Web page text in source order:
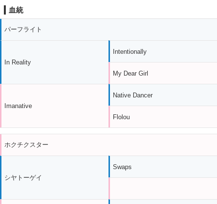
血統
パーフライト
In Reality
Imanative
Intentionally
My Dear Girl
Native Dancer
Flolou
ホクチクスター
シヤトーゲイ
Swaps